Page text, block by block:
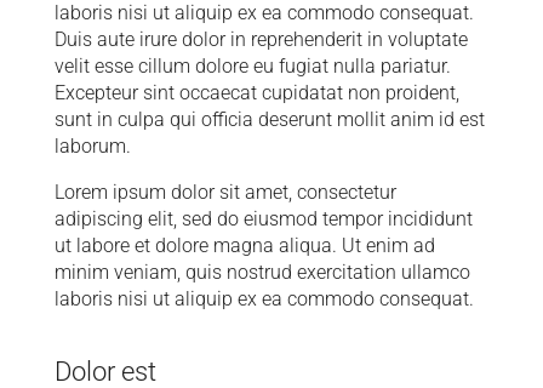
laboris nisi ut aliquip ex ea commodo consequat.
Duis aute irure dolor in reprehenderit in voluptate
velit esse cillum dolore eu fugiat nulla pariatur.
Excepteur sint occaecat cupidatat non proident,
sunt in culpa qui officia deserunt mollit anim id est
laborum.
Lorem ipsum dolor sit amet, consectetur
adipiscing elit, sed do eiusmod tempor incididunt
ut labore et dolore magna aliqua. Ut enim ad
minim veniam, quis nostrud exercitation ullamco
laboris nisi ut aliquip ex ea commodo consequat.
Dolor est